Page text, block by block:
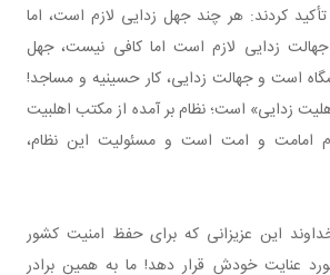
کردند: هر چند جهل زدایی لازم است، اما
زدایی لازم است اما کافی نیست، جهل
است و جهالت زدایی، کار حسینیه و مساجد!
زدایی» است؛ نظام بر آمده از مکتب اهلبیت
امامت و امت است و مسئولیت این نظام،
این عزیزانی که برای حفظ امنیت کشور
عنایت خودش قرار دهد! ما به همین برادر